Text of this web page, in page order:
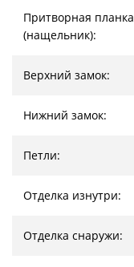
Притворная планка
(нащельник):
Верхний замок:
Нижний замок:
Петли:
Отделка изнутри:
Отделка снаружи: